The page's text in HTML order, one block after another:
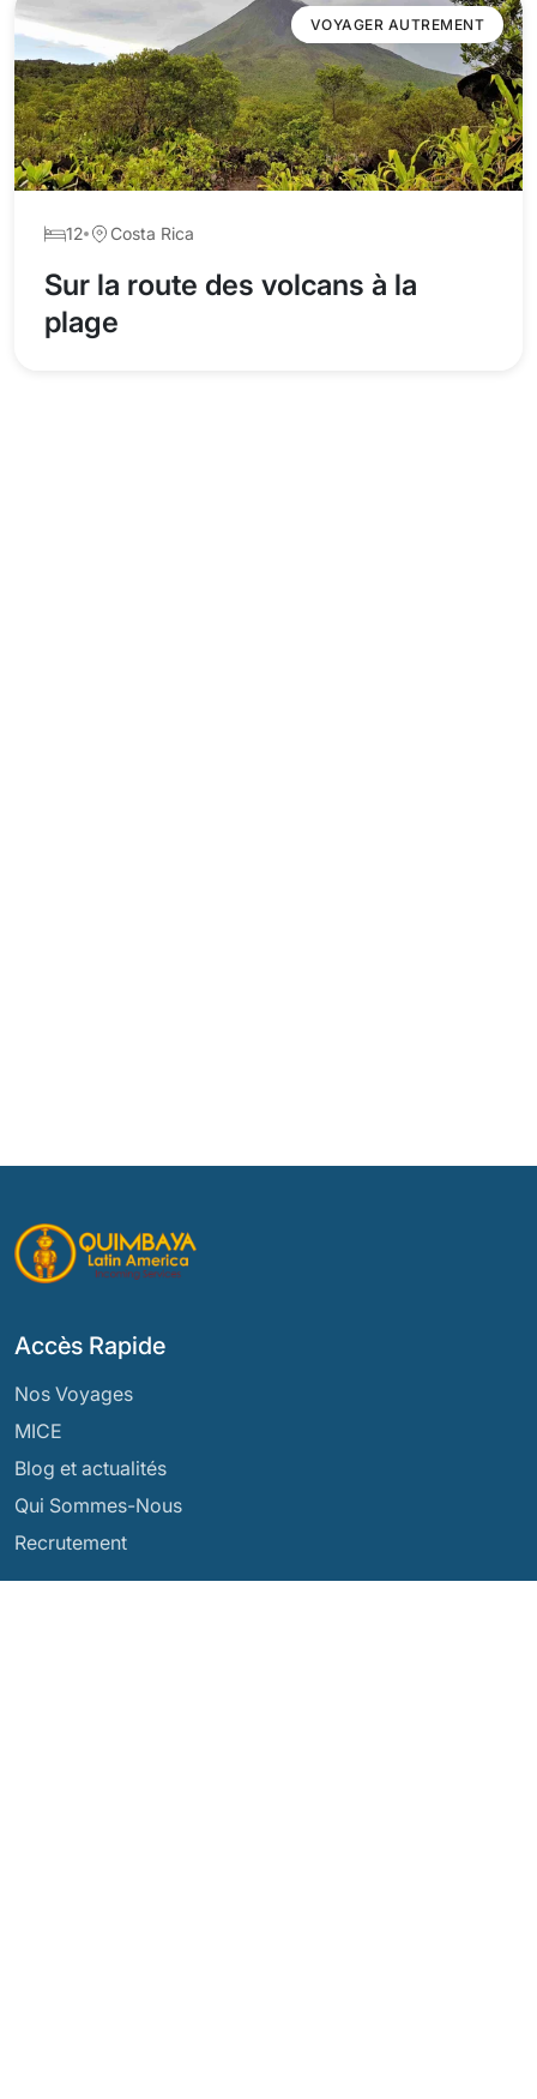
VOYAGER AUTREMENT
12 Costa Rica
Sur la route des volcans à la
plage
Accès Rapide
Nos Voyages
MICE
Blog et actualités
Qui Sommes-Nous
Recrutement